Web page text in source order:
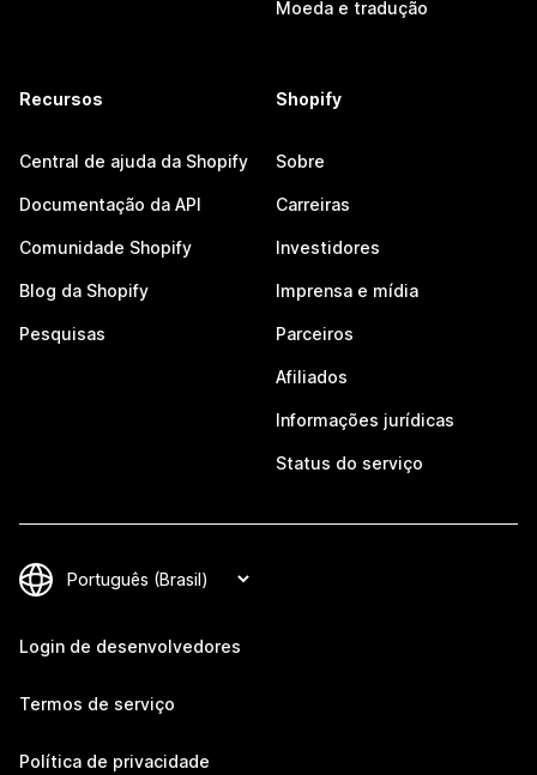
Moeda e tradução
Recursos
Central de ajuda da Shopify
Documentação da API
Comunidade Shopify
Blog da Shopify
Pesquisas
Shopify
Sobre
Carreiras
Investidores
Imprensa e mídia
Parceiros
Afiliados
Informações jurídicas
Status do serviço
Login de desenvolvedores
Termos de serviço
Política de privacidade